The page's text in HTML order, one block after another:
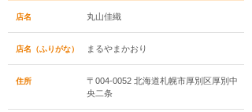
店名 丸山佳織
店名（ふりがな） まるやまかおり
住所
〒004-0052 北海道札幌市厚別区厚別中
央二条